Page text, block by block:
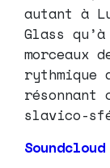
autant à
Glass
morceaux
résonnant
slavico-
Soundcloud